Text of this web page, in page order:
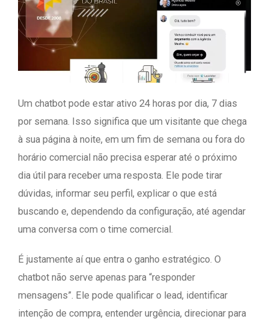
Um chatbot pode estar ativo 24 horas por dia, 7 dias
por semana. Isso significa que um visitante que chega
à sua página à noite, em um fim de semana ou fora do
horário comercial não precisa esperar até o próximo
dia útil para receber uma resposta. Ele pode tirar
dúvidas, informar seu perfil, explicar o que está
buscando e, dependendo da configuração, até agendar
uma conversa com o time comercial.
É justamente aí que entra o ganho estratégico. O
chatbot não serve apenas para “responder
mensagens”. Ele pode qualificar o lead, identificar
intenção de compra, entender urgência, direcionar para